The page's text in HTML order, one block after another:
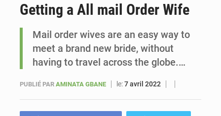
Sénégal : Ousmane Diagne prêtera serment le 11 août comme président du Conseil constitutionnel
Getting a All mail Order Wife
Mail order wives are an easy way to
meet a brand new bride, without
having to travel across the globe.…
PUBLIÉ PAR AMINATA GBANE le:7 avril 2022